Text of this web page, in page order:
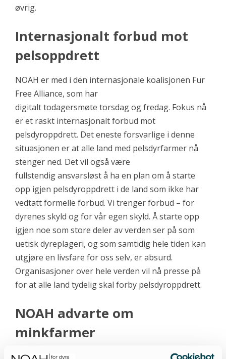
øvrig.
Internasjonalt forbud mot
pelsoppdrett
NOAH er med i den internasjonale koalisjonen Fur
Free Alliance, som har
digitalt todagersmøte torsdag og fredag. Fokus nå
er et raskt internasjonalt forbud mot
pelsdyroppdrett. Det eneste forsvarlige i denne
situasjonen er at alle land med pelsdyrfarmer nå
stenger ned. Det vil også være
fullstendig ansvarsløst å ha en plan om å starte
opp igjen pelsdyroppdrett i de land som ikke har
vedtatt formelle forbud. Vi trenger forbud – for
dyrenes skyld og for vår egen skyld. Å starte opp
igjen noe som store deler av verden ser på som
uetisk dyreplageri, og som samtidig hele tiden kan
utgjøre en livsfare for oss selv, er absurd.
Organisasjoner over hele verden vil nå presse på
for at alle land tydelig skal forby pelsdyroppdrett.
NOAH advarte om
minkfarmer